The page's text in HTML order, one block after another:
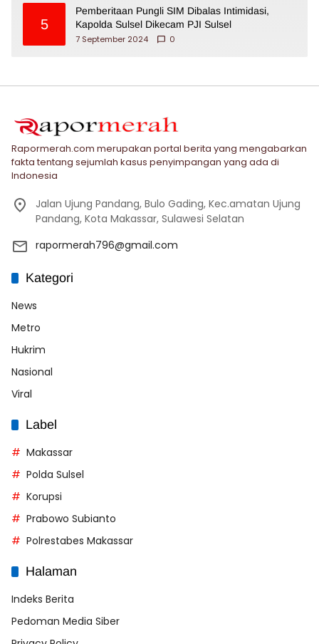
5
Pemberitaan Pungli SIM Dibalas Intimidasi,
Kapolda Sulsel Dikecam PJI Sulsel
7 September 2024
0
Rapormerah.com merupakan portal berita yang mengabarkan
fakta tentang sejumlah kasus penyimpangan yang ada di
Indonesia
Jalan Ujung Pandang, Bulo Gading, Kec.amatan Ujung
Pandang, Kota Makassar, Sulawesi Selatan
rapormerah796@gmail.com
Kategori
News
Metro
Hukrim
Nasional
Viral
Label
Makassar
Polda Sulsel
Korupsi
Prabowo Subianto
Polrestabes Makassar
Halaman
Indeks Berita
Pedoman Media Siber